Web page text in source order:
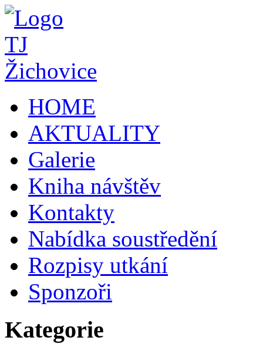
HOME
AKTUALITY
Galerie
Kniha návštěv
Kontakty
Nabídka soustředění
Rozpisy utkání
Sponzoři
Kategorie